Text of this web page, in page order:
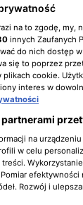
na to zgodę, my,
innych Zaufanych
do nich dostęp
się to poprzez
plikach cookie.
interes w
na
w celu
Rozwój i